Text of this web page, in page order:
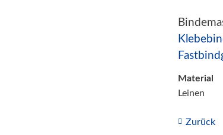
Material
Leinen
Zurück